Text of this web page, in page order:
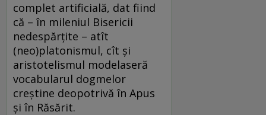
complet artificială, dat fiind
că – în mileniul Bisericii
nedespărțite – atît
(neo)platonismul, cît și
aristotelismul modelaseră
vocabularul dogmelor
creștine deopotrivă în Apus
și în Răsărit.